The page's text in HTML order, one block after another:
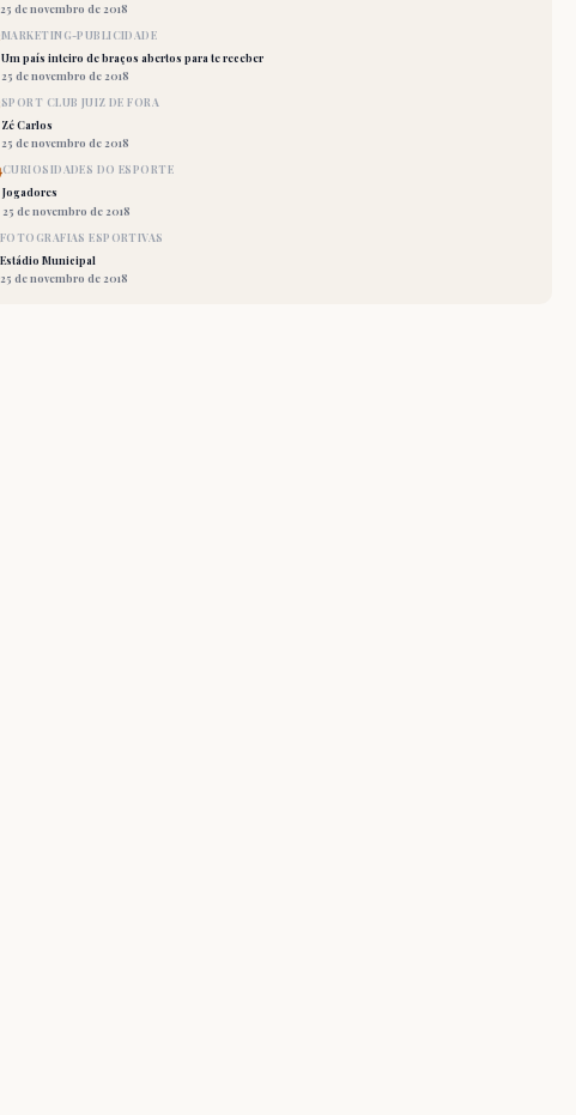
25 de novembro de 2018
MARKETING-PUBLICIDADE
Um país inteiro de braços abertos para te receber
25 de novembro de 2018
SPORT CLUB JUIZ DE FORA
Zé Carlos
25 de novembro de 2018
CURIOSIDADES DO ESPORTE
Jogadores
25 de novembro de 2018
FOTOGRAFIAS ESPORTIVAS
Estádio Municipal
25 de novembro de 2018